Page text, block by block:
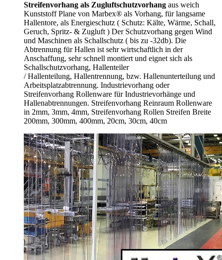
Streifenvorhang als Zugluftschutzvorhang aus weich
Kunststoff Plane von Marbex® als Vorhang, für langsame
Hallentore, als Energieschutz ( Schutz: Kälte, Wärme, Schall,
Geruch, Spritz- & Zugluft ) Der Schutzvorhang gegen Wind
und Maschinen als Schallschutz ( bis zu -32db). Die
Abtrennung für Hallen ist sehr wirtschaftlich in der
Anschaffung, sehr schnell montiert und eignet sich als
Schallschutzvorhang, Hallenteiler
/Hallenteilung, Hallentrennung, bzw. Hallenunterteilung und
Arbeitsplatzabtrennung. Industrievorhang oder
Streifenvorhang Rollenware für Industrievorhänge und
Hallenabtrennungen. Streifenvorhang Reinraum Rollenware
in 2mm, 3mm, 4mm, Streifenvorhang Rollen Streifen Breite
200mm, 300mm, 400mm, 20cm, 30cm, 40cm